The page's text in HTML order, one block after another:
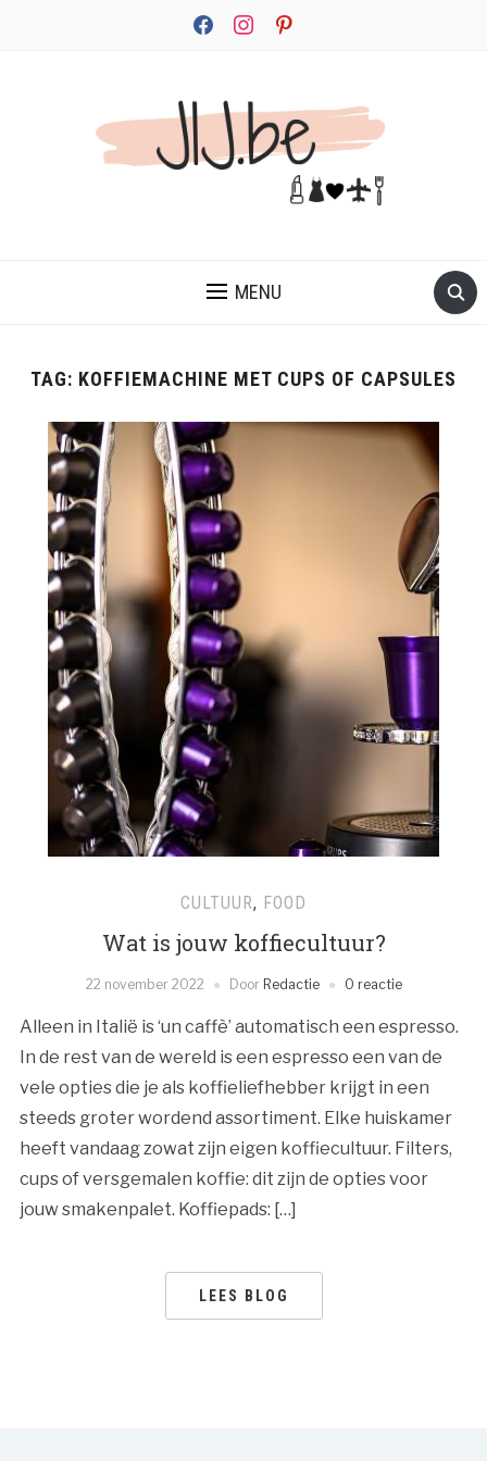
facebookinstagrampinterest
MENU
TAG: KOFFIEMACHINE MET CUPS OF CAPSULES
CULTUUR, FOOD
Wat is jouw koffiecultuur?
22 november 2022 Door Redactie 0 reactie
Alleen in Italië is ‘un caffè’ automatisch een espresso.
In de rest van de wereld is een espresso een van de
vele opties die je als koffieliefhebber krijgt in een
steeds groter wordend assortiment. Elke huiskamer
heeft vandaag zowat zijn eigen koffiecultuur. Filters,
cups of versgemalen koffie: dit zijn de opties voor
jouw smakenpalet. Koffiepads: […]
LEES BLOG